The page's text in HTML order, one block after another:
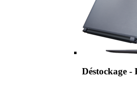
Déstockage -